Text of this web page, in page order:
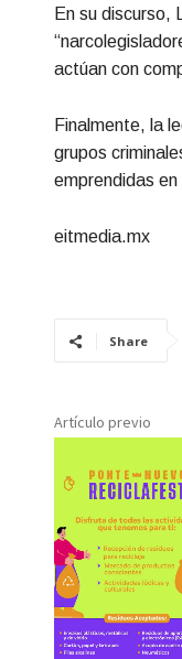
En su discurso,
actúan con
Finalmente, la
grupos
emprendidas
eitmedia.mx
Share
Artículo previo